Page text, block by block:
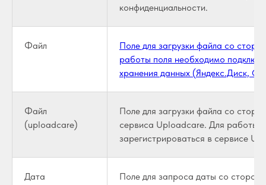
конфиденциальности.
Файл
Поле для загрузки файла со
работы поля необходимо
хранения данных (Яндекс.Диск,
Файл
(uploadcare)
Поле для загрузки файла со
сервиса Uploadcare. Для работы
зарегистрироваться в сервисе
Дата
Поле для запроса даты со